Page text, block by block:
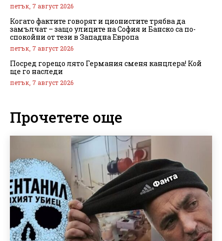
петък, 7 август 2026
Когато фактите говорят и ционистите трябва да
замълчат – защо улиците на София и Банско са по-
спокойни от тези в Западна Европа
петък, 7 август 2026
Посред горещо лято Германия сменя канцлера! Кой
ще го наследи
петък, 7 август 2026
Прочетете още